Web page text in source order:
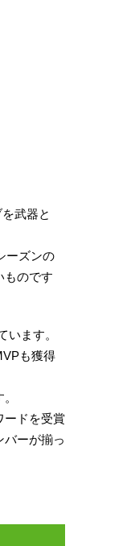
武器と
ーズンの
ものです
います。
も獲得
ードを受賞
バーが揃っ